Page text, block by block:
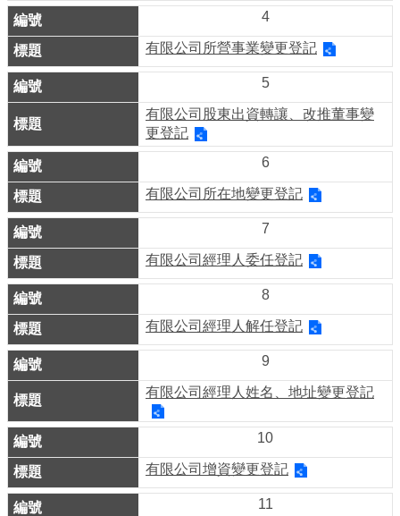
訊
線
上
服
務
公
司
及
商
業
登
記
服
務
商
業
管
理
商
業
4
有限公司所營事業變更登記
5
有限公司股東出資轉讓、改推董事變
更登記
6
有限公司所在地變更登記
7
有限公司經理人委任登記
8
有限公司經理人解任登記
9
有限公司經理人姓名、地址變更登記
10
有限公司增資變更登記
11